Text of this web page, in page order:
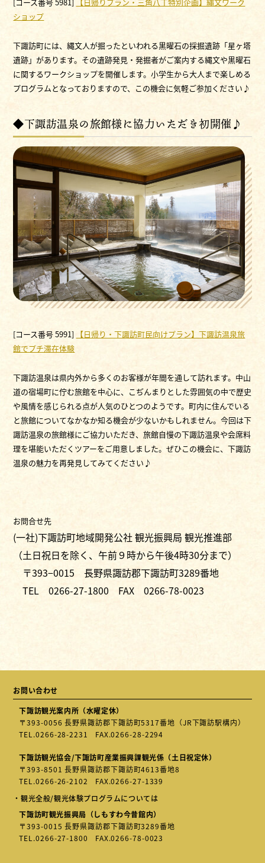
ショップ
下諏訪町には、縄文人が掘ったといわれる黒曜石の採掘遺跡「星ヶ塔
遺跡」があります。その遺跡発見・発掘者がご案内する縄文や黒曜石
に関するワークショップを開催します。小学生から大人まで楽しめる
プログラムとなっておりますので、この機会に気軽ご参加ください♪
◆下諏訪温泉の旅館様に協力いただき初開催♪
[コース番号 5991]
【日帰り・下諏訪町民向けプラン】下諏訪温泉旅
館でプチ滞在体験
下諏訪温泉は県内外から多くのお客様が年間を通して訪れます。中山
道の宿場町に佇む旅館を中心に、こぢんまりとした雰囲気の中で歴史
や風情を感じられる点が人気のひとつのようです。町内に住んでいる
と旅館についてなかなか知る機会が少ないかもしれません。今回は下
諏訪温泉の旅館様にご協力いただき、旅館自慢の下諏訪温泉や会席料
理を堪能いただくツアーをご用意しました。ぜひこの機会に、下諏訪
温泉の魅力を再発見してみてください♪
お問合せ先
(一社)下諏訪町地域開発公社 観光振興局 観光推進部
（土日祝日を除く、午前９時から午後4時30分まで）
〒393−0015 長野県諏訪郡下諏訪町3289番地
TEL 0266-27-1800 FAX 0266-78-0023
お問い合わせ
下諏訪観光案内所（水曜定休）
〒393-0056 長野県諏訪郡下諏訪町5317番地（JR下諏訪駅構内）
TEL.0266-28-2231 FAX.0266-28-2294
下諏訪観光協会/下諏訪町産業振興課観光係（土日祝定休）
〒393-8501 長野県諏訪郡下諏訪町4613番地8
TEL.0266-26-2102
FAX.0266-27-1339
・観光全般/観光体験プログラムについては
下諏訪町観光振興局（しもすわ今昔館内）
〒393-0015 長野県諏訪郡下諏訪町3289番地
TEL.0266-27-1800 FAX.0266-78-0023